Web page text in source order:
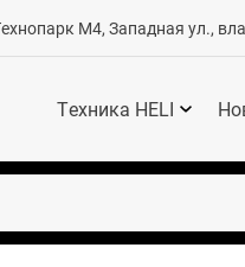
М4, Западная ул.,
Техника HELI